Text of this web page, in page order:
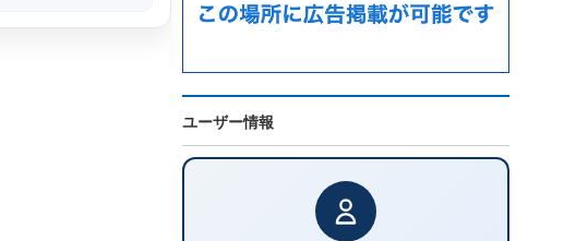
ユーザー情報